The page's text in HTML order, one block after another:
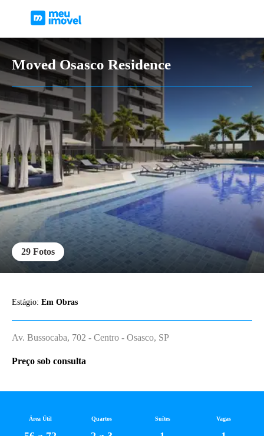
Moved Osasco Residence
29 Fotos
Área Útil Quartos Suítes Vagas
Estágio: Em Obras
Av. Bussocaba, 702 - Centro - Osasco, SP
Preço sob consulta